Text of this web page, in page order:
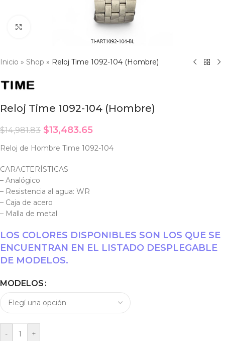
Inicio » Shop » Reloj Time 1092-104 (Hombre)
Reloj Time 1092-104 (Hombre)
$14,981.83 $13,483.65
Reloj de Hombre Time 1092-104
CARACTERÍSTICAS
– Analógico
– Resistencia al agua: WR
– Caja de acero
– Malla de metal
LOS COLORES DISPONIBLES SON LOS QUE SE
ENCUENTRAN EN EL LISTADO DESPLEGABLE
DE MODELOS.
MODELOS
- +